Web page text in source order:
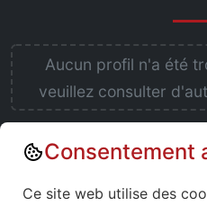
Aucun profil n'a été
veuillez consulter
Annuaire : Monte escalier
Consentement
Ce site web utilise des